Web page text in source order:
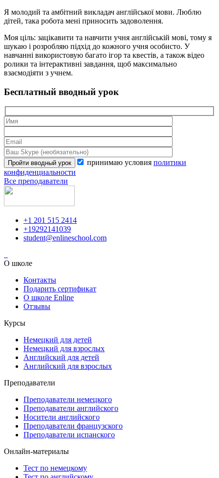
Я молодий та амбітний викладач англійської мови. Люблю
дітей, така робота мені приносить задоволення.
Моя ціль: зацікавити та навчити учня англійській мові, тому я
шукаю і розробляю підхід до кожного учня особисто. У
навчанні використовую багато ігор та квестів, а також відео
ролики та інтерактивні завдання, щоб максимально
взаємодіяти з учнем.
Бесплатный вводный урок
принимаю условия политики
конфиденциальности
Все преподаватели
+1 201 515 2414
+19292141039
student@enlineschool.com
О школе
Контакты
Подарить сертификат
О школе Enline
Отзывы
Курсы
Немецкий для детей
Немецкий для взрослых
Английский для детей
Английский для взрослых
Преподаватели
Преподаватели немецкого
Преподаватели английского
Носители английского
Преподаватели французского
Преподаватели испанского
Онлайн-материалы
Тест по немецкому